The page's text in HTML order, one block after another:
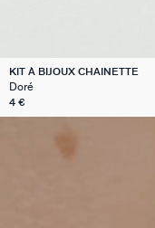
KIT À BIJOUX CHAINETTE
Doré
4 €